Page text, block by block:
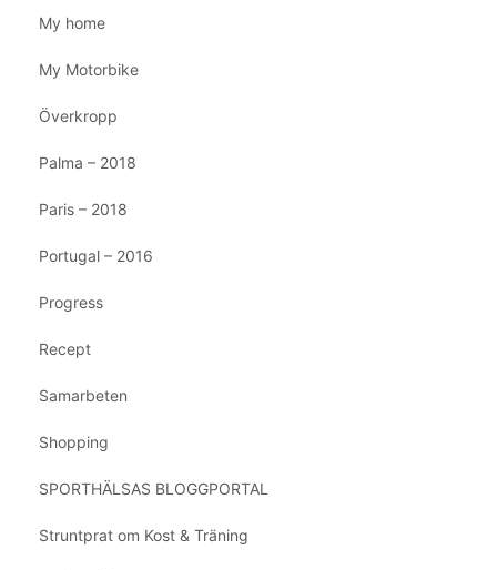
My home
My Motorbike
Överkropp
Palma – 2018
Paris – 2018
Portugal – 2016
Progress
Recept
Samarbeten
Shopping
SPORTHÄLSAS BLOGGPORTAL
Struntprat om Kost & Träning